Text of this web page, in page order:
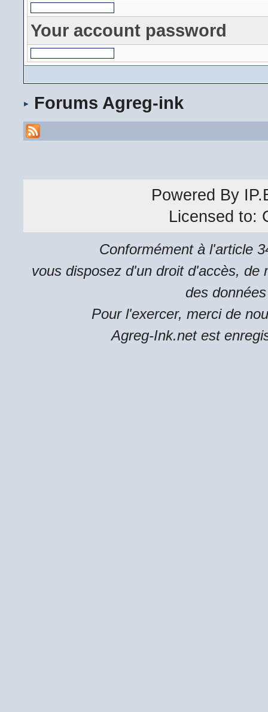
Your account password
Forums Agreg-ink
Powered By
Licensed to:
Conformément à l'article
vous disposez d'un droit d'accès, de
des
Pour l'exercer, merci de
Agreg-Ink.net est